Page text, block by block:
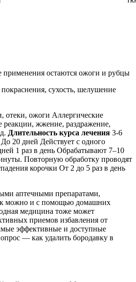
применения остаются ожоги и рубцы
сухость, шелушение
отеки, ожоги Аллергические
реакции, жжение, раздражение,
Длительность курса лечения 3-6
20 дней Действует с одного
1 раз в день Обрабатывают 7–10
Повторную обработку проводят
корочки От 2 до 5 раз в день
аптечными препаратами,
можно и с помощью домашних
медицина тоже может
приемов избавления от
эффективные и доступные
— как удалить бородавку в